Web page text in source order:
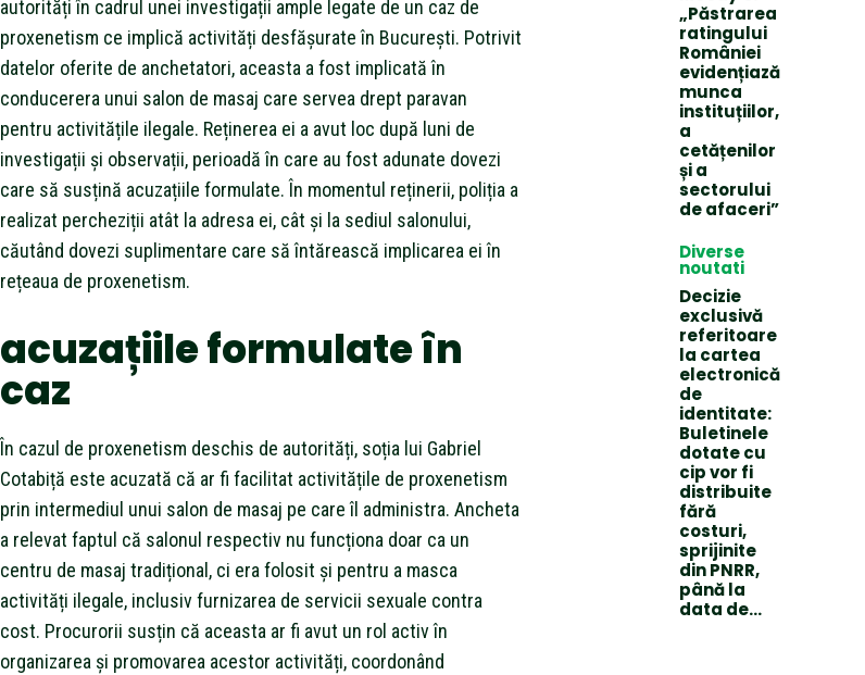
autorități în cadrul unei investigații ample legate de un caz de
proxenetism ce implică activități desfășurate în București. Potrivit
datelor oferite de anchetatori, aceasta a fost implicată în
conducerera unui salon de masaj care servea drept paravan
pentru activitățile ilegale. Reținerea ei a avut loc după luni de
investigații și observații, perioadă în care au fost adunate dovezi
care să susțină acuzațiile formulate. În momentul reținerii, poliția a
realizat percheziții atât la adresa ei, cât și la sediul salonului,
căutând dovezi suplimentare care să întărească implicarea ei în
rețeaua de proxenetism.
acuzațiile formulate în
caz
În cazul de proxenetism deschis de autorități, soția lui Gabriel
Cotabiță este acuzată că ar fi facilitat activitățile de proxenetism
prin intermediul unui salon de masaj pe care îl administra. Ancheta
a relevat faptul că salonul respectiv nu funcționa doar ca un
centru de masaj tradițional, ci era folosit și pentru a masca
activități ilegale, inclusiv furnizarea de servicii sexuale contra
cost. Procurorii susțin că aceasta ar fi avut un rol activ în
organizarea și promovarea acestor activități, coordonând
„Păstrarea
ratingului
României
evidențiază
munca
instituțiilor,
a
cetățenilor
și a
sectorului
de afaceri”
Diverse
noutati
Decizie
exclusivă
referitoare
la cartea
electronică
de
identitate:
Buletinele
dotate cu
cip vor fi
distribuite
fără
costuri,
sprijinite
din PNRR,
până la
data de...